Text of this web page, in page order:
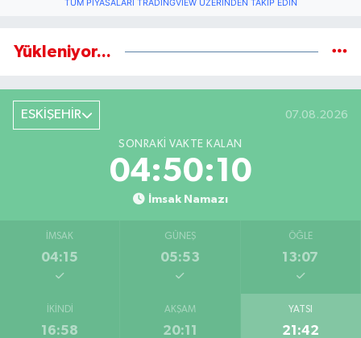
TÜM PIYASALARI TRADINGVIEW ÜZERINDEN TAKIP EDIN
Yükleniyor...
ESKİŞEHİR 07.08.2026
SONRAKI VAKTE KALAN
04:50:09
İmsak Namazı
İMSAK
04:15
GÜNEŞ
05:53
ÖĞLE
13:07
İKINDI
16:58
AKŞAM
20:11
YATSI
21:42